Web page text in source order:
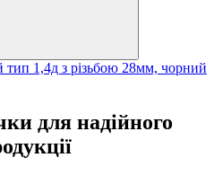
тип 1,4д з різьбою 28мм, чорний
для надійного